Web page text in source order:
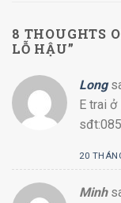
8 THOUGHTS
LỖ HẬU”
Long
E trai
20
Minh